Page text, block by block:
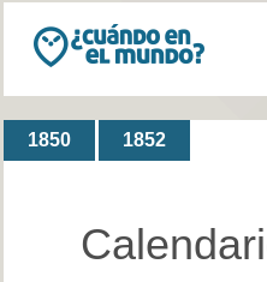
1850 1852